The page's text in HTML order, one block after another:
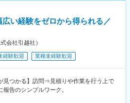
静岡駅、草薙駅(東海道本線)、袋井駅、西焼
、南吉田駅、糸魚川駅、春日山駅、小針
潟県)、魚沼丘陵駅、茨目駅、伊那北駅、広
(長野県)、信濃常盤駅、田中駅、切石駅、
桂駅、動橋駅、三ツ屋駅、笠師保駅、松
、清明駅、黒部駅、小杉駅、越中舟橋駅、
深江橋駅、河内花園駅、鴻池新田駅、西明
、ケーブル八幡宮山上駅、西舞鶴駅、福知山
滋賀県)、多賀大社前駅、三雲駅、栗東駅、
い経験をゼロから得られる／
会社引越社）
経験歓迎 業種未経験歓迎
見つかる】訪問⇒見積りや作業を行う上で
告のシンプルワーク。